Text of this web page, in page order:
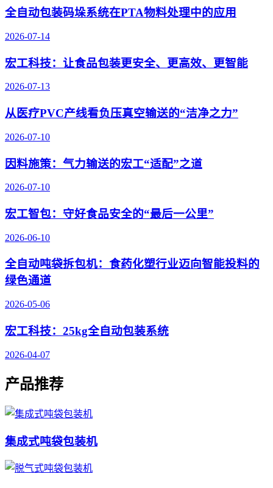
全自动包装码垛系统在PTA物料处理中的应用
2026-07-14
宏工科技：让食品包装更安全、更高效、更智能
2026-07-13
从医疗PVC产线看负压真空输送的“洁净之力”
2026-07-10
因料施策：气力输送的宏工“适配”之道
2026-07-10
宏工智包：守好食品安全的“最后一公里”
2026-06-10
全自动吨袋拆包机：食药化塑行业迈向智能投料的
绿色通道
2026-05-06
宏工科技：25kg全自动包装系统
2026-04-07
产品推荐
集成式吨袋包装机